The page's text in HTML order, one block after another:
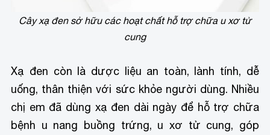
Cây xạ đen sở hữu các hoạt chất hỗ trợ chữa u xơ tử
cung
Xạ đen còn là dược liệu an toàn, lành tính, dễ
uống, thân thiện với sức khỏe người dùng. Nhiều
chị em đã dùng xạ đen dài ngày để hỗ trợ chữa
bệnh u nang buồng trứng, u xơ tử cung, góp